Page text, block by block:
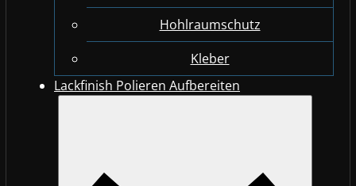
Hohlraumschutz
Kleber
Lackfinish Polieren Aufbereiten